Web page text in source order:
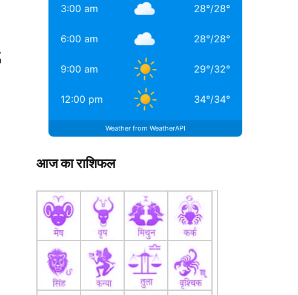
3:00 am 28°/28°
6:00 am 28°/28°
9:00 am 29°/32°
12:00 pm 34°/34°
Weather from WeatherAPI
आज का राशिफल